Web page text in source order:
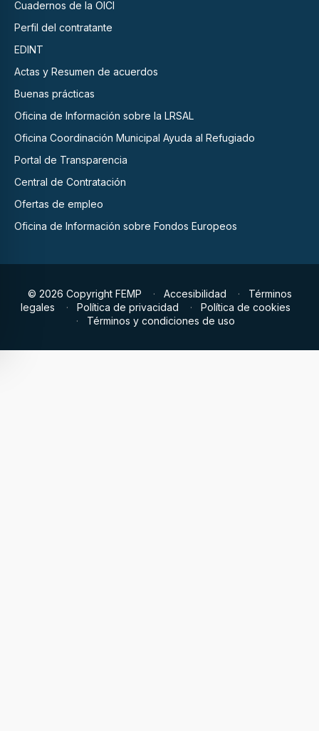
Cuadernos de la OICI
Perfil del contratante
EDINT
Actas y Resumen de acuerdos
Buenas prácticas
Oficina de Información sobre la LRSAL
Oficina Coordinación Municipal Ayuda al Refugiado
Portal de Transparencia
Central de Contratación
Ofertas de empleo
Oficina de Información sobre Fondos Europeos
© 2026 Copyright FEMP Accesibilidad
Términos
legales
Política de privacidad
Política de cookies
Términos y condiciones de uso